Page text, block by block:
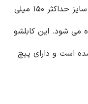
بالا است که برای اتصال کابل های با سایز حداکثر ۱۵۰ میلی
می شود. این کابلشو
است و دارای پیچ